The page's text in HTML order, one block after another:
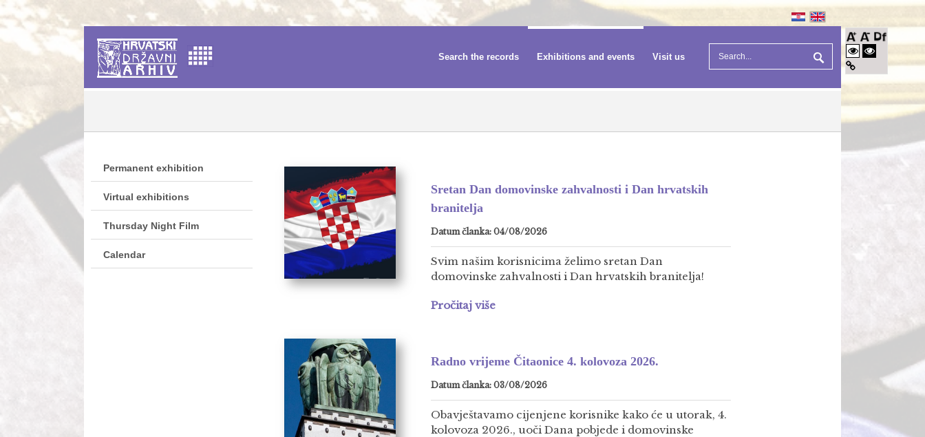
Search the records Exhibitions and events Visit us
Permanent exhibition
Virtual exhibitions
Thursday Night Film
Calendar
Sretan Dan domovinske zahvalnosti i Dan hrvatskih
branitelja
Datum članka: 04/08/2026
Svim našim korisnicima želimo sretan Dan
domovinske zahvalnosti i Dan hrvatskih branitelja!
Pročitaj više
Radno vrijeme Čitaonice 4. kolovoza 2026.
Datum članka: 03/08/2026
Obavještavamo cijenjene korisnike kako će u utorak, 4.
kolovoza 2026., uoči Dana pobjede i domovinske